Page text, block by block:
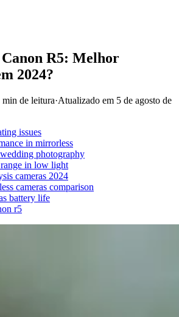
R5: Melhor
2024?
min de leitura·Atualizado em 5 de agosto de
issues
in mirrorless
photography
in low light
cameras 2024
cameras comparison
battery life
r5